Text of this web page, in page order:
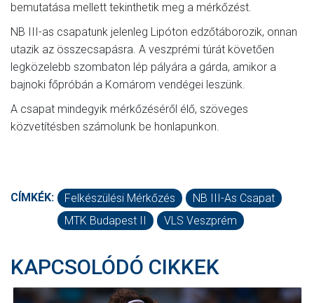
bemutatása mellett tekinthetik meg a mérkőzést.
NB III-as csapatunk jelenleg Lipóton edzőtáborozik, onnan
utazik az összecsapásra. A veszprémi túrát követően
legközelebb szombaton lép pályára a gárda, amikor a
bajnoki főpróbán a Komárom vendégei leszünk.
A csapat mindegyik mérkőzéséről élő, szöveges
közvetítésben számolunk be honlapunkon.
CÍMKÉK: Felkészülési Mérkőzés
NB III-As Csapat
MTK Budapest II
VLS Veszprém
KAPCSOLÓDÓ CIKKEK